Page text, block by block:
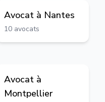
Avocat à Nantes
10 avocats
Avocat à
Montpellier